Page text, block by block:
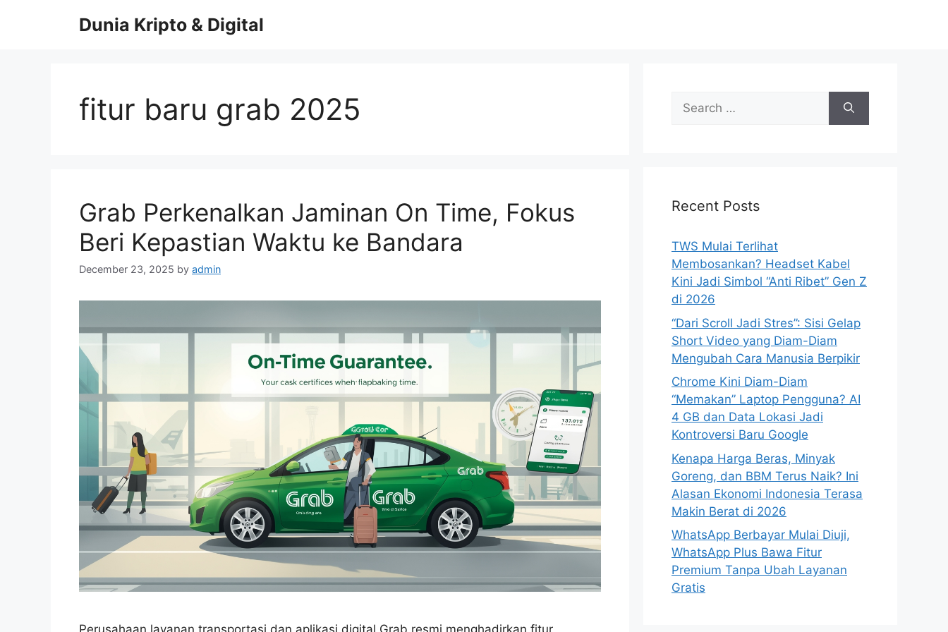
Dunia Kripto & Digital
fitur baru grab 2025
Grab Perkenalkan Jaminan On Time, Fokus
Beri Kepastian Waktu ke Bandara
December 23, 2025 by admin
Search
for:
Recent Posts
TWS Mulai Terlihat
Membosankan? Headset Kabel
Kini Jadi Simbol “Anti Ribet” Gen Z
di 2026
“Dari Scroll Jadi Stres”: Sisi Gelap
Short Video yang Diam-Diam
Mengubah Cara Manusia Berpikir
Chrome Kini Diam-Diam
“Memakan” Laptop Pengguna? AI
4 GB dan Data Lokasi Jadi
Kontroversi Baru Google
Kenapa Harga Beras, Minyak
Goreng, dan BBM Terus Naik? Ini
Alasan Ekonomi Indonesia Terasa
Makin Berat di 2026
WhatsApp Berbayar Mulai Diuji,
WhatsApp Plus Bawa Fitur
Premium Tanpa Ubah Layanan
Gratis